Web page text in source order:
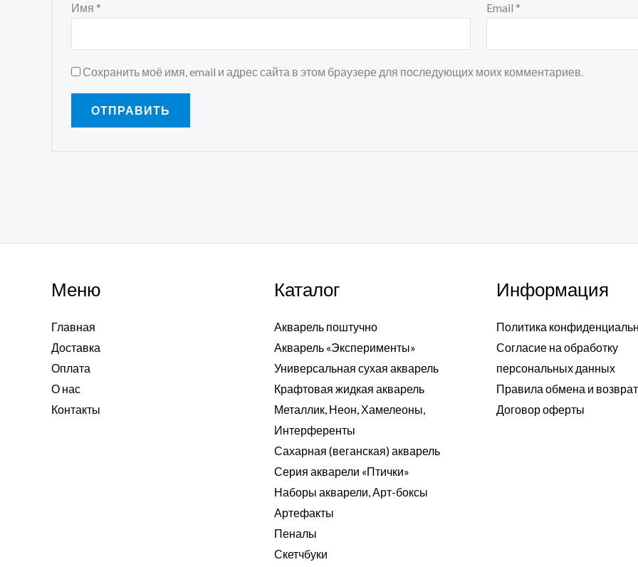
Имя * Email *
Сохранить моё имя, email и адрес сайта в этом браузере для последующих моих комментариев.
Меню
Главная
Доставка
Оплата
О нас
Контакты
Каталог
Акварель поштучно
Акварель «Эксперименты»
Универсальная сухая акварель
Крафтовая жидкая акварель
Металлик, Неон, Хамелеоны,
Интерференты
Сахарная (веганская) акварель
Серия акварели «Птички»
Наборы акварели, Арт-боксы
Артефакты
Пеналы
Скетчбуки
Информация
Политика
Согласие на обработку
персональных данных
Правила обмена и
Договор оферты